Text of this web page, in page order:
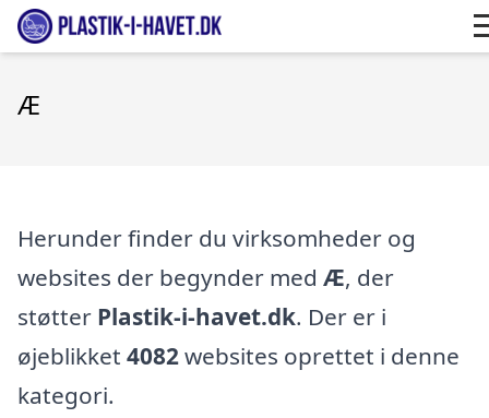
Æ
Herunder finder du virksomheder og
websites der begynder med Æ, der
støtter Plastik-i-havet.dk. Der er i
øjeblikket 4082websites oprettet i denne
kategori.